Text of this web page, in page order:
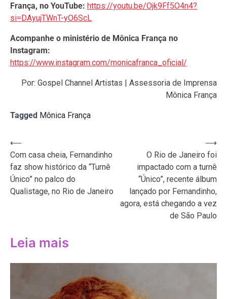
França, no YouTube: https://youtu.be/Ojk9Ff5O4n4?
si=DAyujTWnT-yO6ScL
Acompanhe o ministério de Mônica França no
Instagram:
https://www.instagram.com/monicafranca_oficial/
Por: Gospel Channel Artistas | Assessoria de Imprensa
Mônica França
Tagged Mônica França
Navegação
de
Post
⟵
Com casa cheia, Fernandinho
faz show histórico da “Turnê
Único” no palco do
Qualistage, no Rio de Janeiro
O Rio de Janeiro foi
impactado com a turnê
“Único”, recente álbum
lançado por Fernandinho,
agora, está chegando a vez
de São Paulo
⟶
Leia mais